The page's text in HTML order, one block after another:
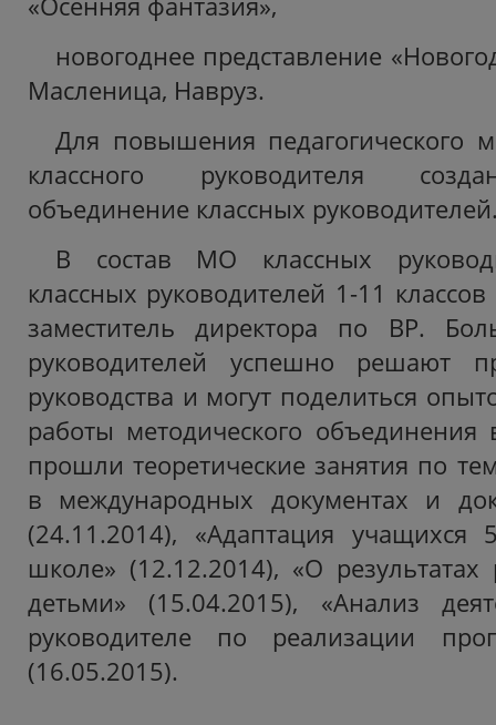
новогоднее представление
Масленица, Навруз.
Для повышения педагогического
классного руководителя
объединение классных
В состав МО классных
классных руководителей 1-11
заместитель директора по ВР.
руководителей успешно решают
руководства и могут поделиться
работы методического объединения
прошли теоретические занятия по
в международных документах и
(24.11.2014), «Адаптация учащихся
школе» (12.12.2014), «О
детьми» (15.04.2015), «Анализ
руководителе по реализации
(16.05.2015).